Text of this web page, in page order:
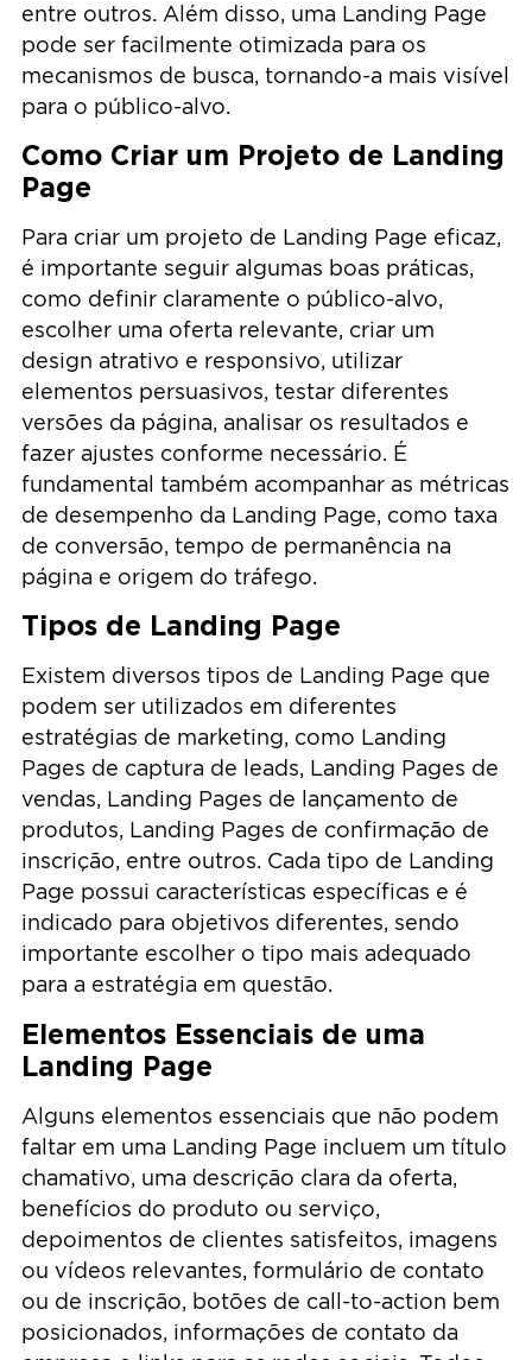
entre outros. Além disso, uma Landing Page
pode ser facilmente otimizada para os
mecanismos de busca, tornando-a mais visível
para o público-alvo.
Como Criar um Projeto de Landing
Page
Para criar um projeto de Landing Page eficaz,
é importante seguir algumas boas práticas,
como definir claramente o público-alvo,
escolher uma oferta relevante, criar um
design atrativo e responsivo, utilizar
elementos persuasivos, testar diferentes
versões da página, analisar os resultados e
fazer ajustes conforme necessário. É
fundamental também acompanhar as métricas
de desempenho da Landing Page, como taxa
de conversão, tempo de permanência na
página e origem do tráfego.
Tipos de Landing Page
Existem diversos tipos de Landing Page que
podem ser utilizados em diferentes
estratégias de marketing, como Landing
Pages de captura de leads, Landing Pages de
vendas, Landing Pages de lançamento de
produtos, Landing Pages de confirmação de
inscrição, entre outros. Cada tipo de Landing
Page possui características específicas e é
indicado para objetivos diferentes, sendo
importante escolher o tipo mais adequado
para a estratégia em questão.
Elementos Essenciais de uma
Landing Page
Alguns elementos essenciais que não podem
faltar em uma Landing Page incluem um título
chamativo, uma descrição clara da oferta,
benefícios do produto ou serviço,
depoimentos de clientes satisfeitos, imagens
ou vídeos relevantes, formulário de contato
ou de inscrição, botões de call-to-action bem
posicionados, informações de contato da